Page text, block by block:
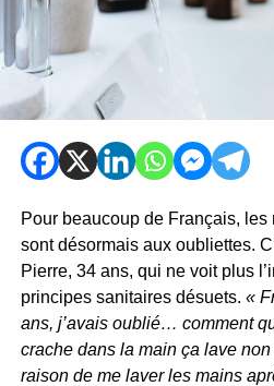
Pour beaucoup de Français, les
sont désormais aux oubliettes.
Pierre, 34 ans, qui ne voit plus
principes sanitaires désuets. «
ans, j’avais oublié… comment
crache dans la main ça lave
raison de me laver les mains